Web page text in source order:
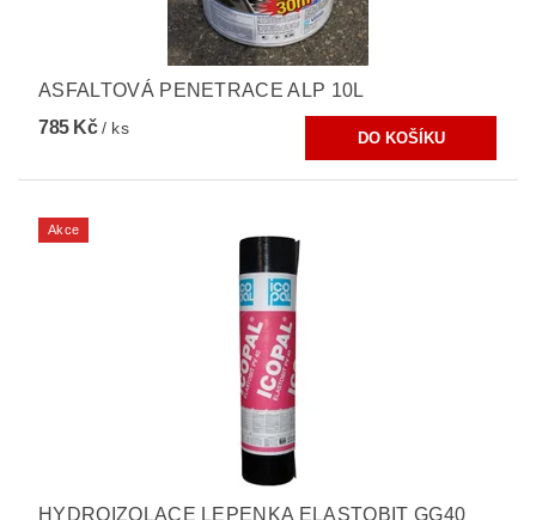
ASFALTOVÁ PENETRACE ALP 10L
785 Kč/ ks
Akce
HYDROIZOLACE LEPENKA ELASTOBIT GG40